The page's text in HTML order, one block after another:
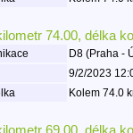
74.00, délka
D8 (Praha -
9/2/2023
Kolem 74.0
69.00, délka